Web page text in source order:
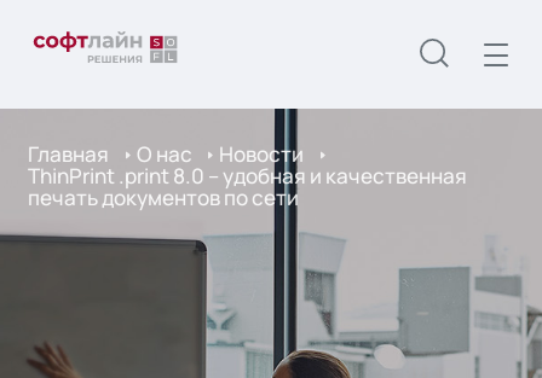
Главная О нас Новости
ThinPrint .print 8.0 – удобная и качественная
печать документов по сети